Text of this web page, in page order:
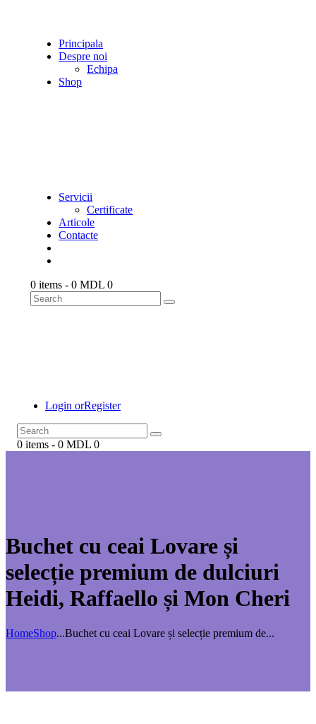
Principala
Despre noi
Echipa
Shop
Servicii
Certificate
Articole
Contacte
0 items -0 MDL 0
Login orRegister
0 items - 0 MDL 0
Buchet cu ceai Lovare și
selecție premium de dulciuri
Heidi, Raffaello și Mon Cheri
HomeShop...Buchet cu ceai Lovare și selecție premium de...